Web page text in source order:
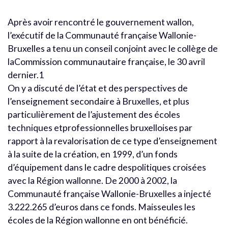
Après avoir rencontré le gouvernement wallon,
l’exécutif de la Communauté française Wallonie-
Bruxelles a tenu un conseil conjoint avec le collège de
laCommission communautaire française, le 30 avril
dernier.1
On y a discuté de l’état et des perspectives de
l’enseignement secondaire à Bruxelles, et plus
particulièrement de l’ajustement des écoles
techniques etprofessionnelles bruxelloises par
rapport à la revalorisation de ce type d’enseignement
à la suite de la création, en 1999, d’un fonds
d’équipement dans le cadre despolitiques croisées
avec la Région wallonne. De 2000 à 2002, la
Communauté française Wallonie-Bruxelles a injecté
3.222.265 d’euros dans ce fonds. Maisseules les
écoles de la Région wallonne en ont bénéficié.